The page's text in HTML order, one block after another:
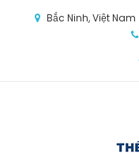
Bắc Ninh, Việt Nam